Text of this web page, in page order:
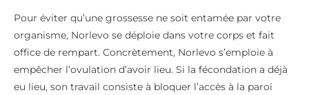
Pour éviter qu’une grossesse ne soit entamée par votre
organisme, Norlevo se déploie dans votre corps et fait
office de rempart. Concrètement, Norlevo s’emploie à
empêcher l’ovulation d’avoir lieu. Si la fécondation a déjà
eu lieu, son travail consiste à bloquer l’accès à la paroi